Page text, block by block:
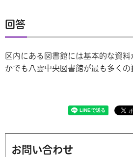
回答
区内にある図書館には基本的な資
かでも八雲中央図書館が最も多くの
お問い合わせ